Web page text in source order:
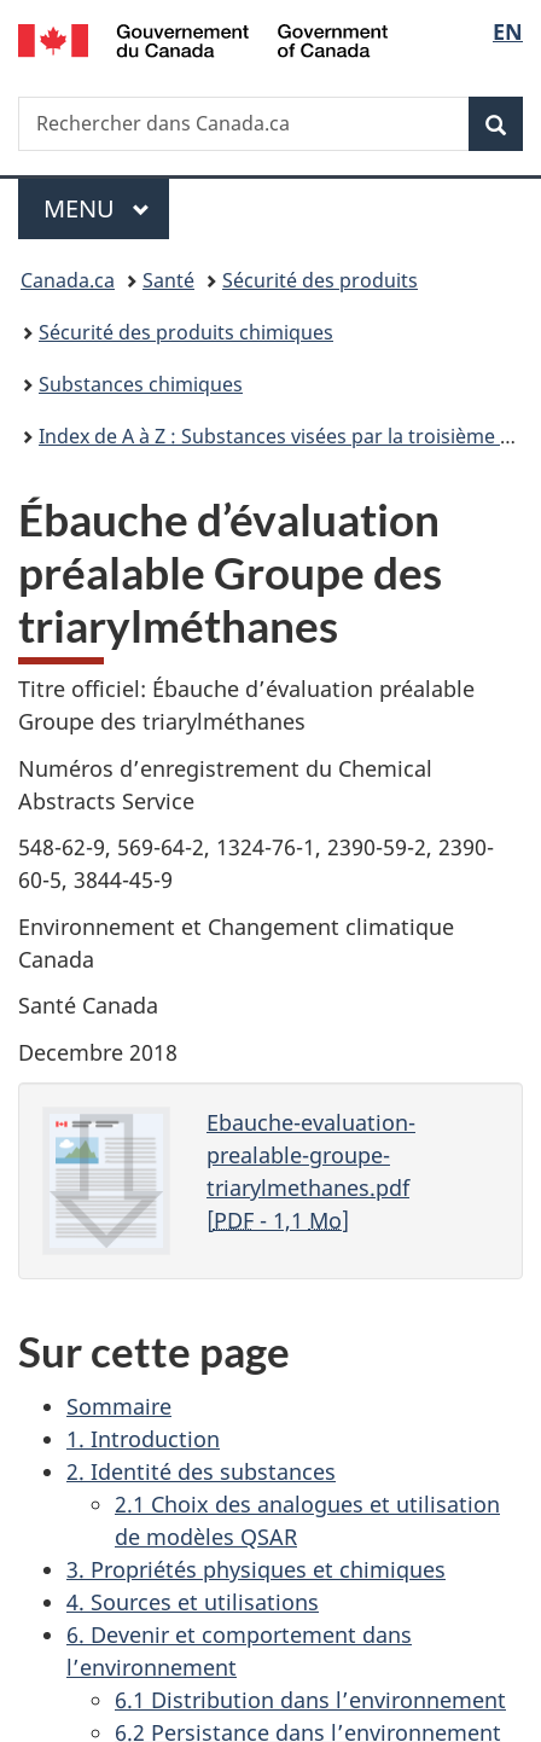
Passer
au
principal
Passer
à
Au
du
Passer
à
version
simplifiée
de
la
EN
Recherche
Rechercher
dans
Menu
MENU PRINCIPAL
Vous
êtes
ici :
Canada.ca Santé
Sécurité des produits
Sécurité des produits chimiques
Substances chimiques
Index de A à Z : Substances visées par la troisième phase du Plan de gestion des produits chimiques
Ébauche d’évaluation
préalable Groupe des
triarylméthanes
Titre officiel: Ébauche d’évaluation préalable
Groupe des triarylméthanes
Numéros d’enregistrement du Chemical
Abstracts Service
548-62-9, 569-64-2, 1324-76-1, 2390-59-2, 2390-
60-5, 3844-45-9
Environnement et Changement climatique
Canada
Santé Canada
Decembre 2018
Ebauche-evaluation-
prealable-groupe-
triarylmethanes.pdf
[PDF- 1,1 Mo]
Sur cette page
Sommaire
1. Introduction
2. Identité des substances
2.1 Choix des analogues et utilisation
de modèles QSAR
3. Propriétés physiques et chimiques
4. Sources et utilisations
6. Devenir et comportement dans
l’environnement
6.1 Distribution dans l’environnement
6.2 Persistance dans l’environnement